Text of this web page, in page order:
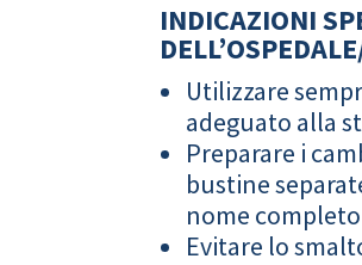
INDICAZIONI
Utilizzare
adeguato alla
Preparare i
bustine
nome
Evitare lo